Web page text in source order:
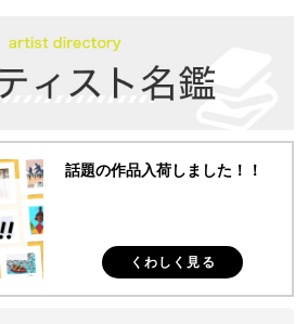
話題の作品入荷しました！！
くわしく見る